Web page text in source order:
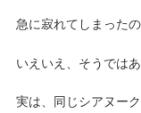
急に寂れてしまったの
いえいえ、そうではあ
実は、同じシアヌー